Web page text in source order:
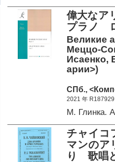
偉大な
プラノ
Великие
Меццо-
Исаенко,
арии>)
СПб.,
2021 年 R187929
М. Глинка.
チャイコ
マンのア
り 歌唱